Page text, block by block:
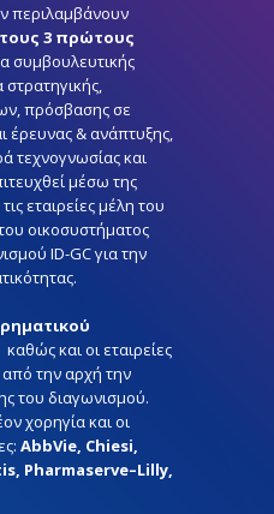
περιλαμβάνουν
τους 3 πρώτους
συμβουλευτικής
πρόσβασης σε
έρευνας & ανάπτυξης,
τεχνογνωσίας και
μέσω της
εταιρείες μέλη του
οικοσυστήματος
ID-GC για την
και οι εταιρείες
την αρχή την
του διαγωνισμού.
χορηγία και οι
AbbVie, Chiesi,
Pharmaserve–Lilly,